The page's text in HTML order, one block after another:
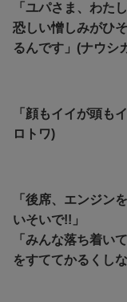
「ユパさま、わた
恐しい憎しみがひ
るんです」(ナウシ
「顔もイイが頭
ロトワ)
「後席、エンジン
いそいで!!」
「みんな落ち着い
をすててかるくし